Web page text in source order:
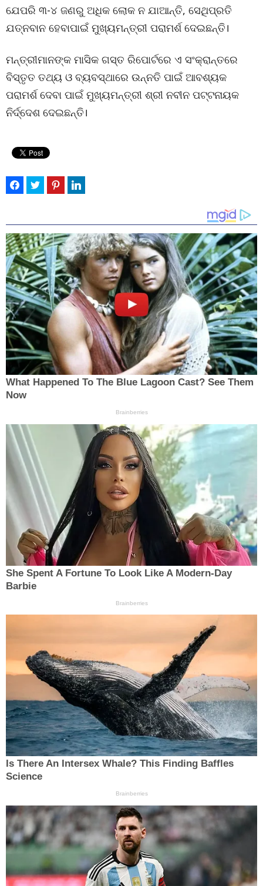
ଯେପରି ୩-୪ ଜଣରୁ ଅଧିକ ଲୋକ ନ ଯାଆନ୍ତି, ସେଥିପ୍ରତି
ଯତ୍ନବାନ ହେବାପାଇଁ ମୁଖ୍ୟମନ୍ତ୍ରୀ ପରାମର୍ଶ ଦେଇଛନ୍ତି।
ମନ୍ତ୍ରୀମାନଙ୍କ ମାସିକ ଗସ୍ତ ରିପୋର୍ଟରେ ଏ ସଂକ୍ରାନ୍ତରେ
ବିସ୍ତୃତ ତଥ୍ୟ ଓ ବ୍ୟବସ୍ଥାରେ ଉନ୍ନତି ପାଇଁ ଆବଶ୍ୟକ
ପରାମର୍ଶ ଦେବା ପାଇଁ ମୁଖ୍ୟମନ୍ତ୍ରୀ ଶ୍ରୀ ନବୀନ ପଟ୍ଟନାୟକ
ନିର୍ଦ୍ଦେଶ ଦେଇଛନ୍ତି।